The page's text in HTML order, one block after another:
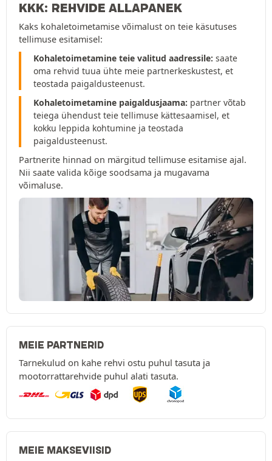
KKK: REHVIDE ALLAPANEK
Kaks kohaletoimetamise võimalust on teie käsutuses
tellimuse esitamisel:
Kohaletoimetamine teie valitud aadressile: saate
oma rehvid tuua ühte meie partnerkeskustest, et
teostada paigaldusteenust.
Kohaletoimetamine paigaldusjaama: partner võtab
teiega ühendust teie tellimuse kättesaamisel, et
kokku leppida kohtumine ja teostada
paigaldusteenust.
Partnerite hinnad on märgitud tellimuse esitamise ajal.
Nii saate valida kõige soodsama ja mugavama
võimaluse.
MEIE PARTNERID
Tarnekulud on kahe rehvi ostu puhul tasuta ja
mootorrattarehvide puhul alati tasuta.
MEIE MAKSEVIISID